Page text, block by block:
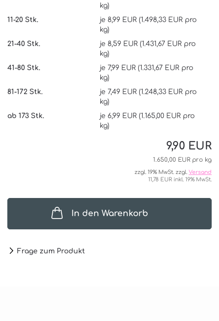
kg)
11-20 Stk.
je 8,99 EUR (1.498,33 EUR pro
kg)
21-40 Stk.
je 8,59 EUR (1.431,67 EUR pro
kg)
41-80 Stk.
je 7,99 EUR (1.331,67 EUR pro
kg)
81-172 Stk.
je 7,49 EUR (1.248,33 EUR pro
kg)
ab 173 Stk.
je 6,99 EUR (1.165,00 EUR pro
kg)
9,90 EUR
1.650,00 EUR pro kg
zzgl. 19% MwSt. zzgl. Versand
11,78 EUR inkl. 19% MwSt.
In den Warenkorb
Frage zum Produkt